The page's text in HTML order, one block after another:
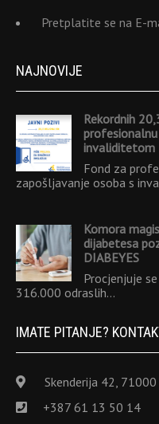
Pretplatite se na E-
NAJNOVIJE
Rekordnih
invaliditetom
Fond za
zapošljavanje osoba s
Komora
dijabetesa
DIABEYES
Procjenjuje
316.000 odraslih…
IMATE PITANJE?
Skenderija 42,
+387 61 13 50 14